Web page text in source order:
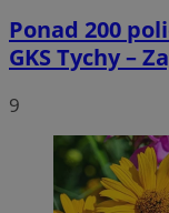
Ponad 200
GKS Tychy –
9